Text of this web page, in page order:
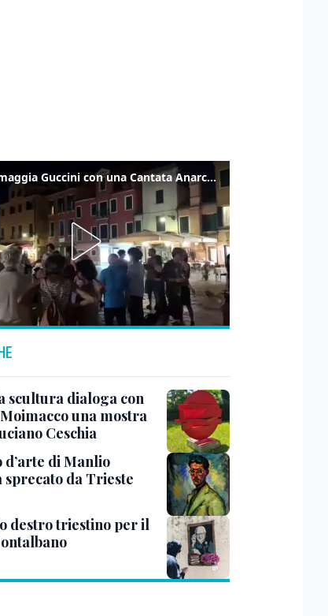
Venezia omaggia Guccini con una Cantata Anarchica in campo Santa Margherita
scultura dialoga con
una mostra
Ceschia
d’arte di Manlio
sprecato da Trieste
destro triestino per il